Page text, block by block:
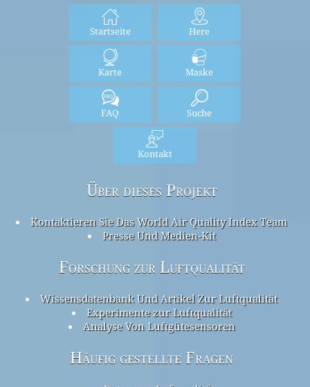
Startseite Here
Karte Maske
FAQ Suche
Kontakt
Über dieses Projekt
Kontaktieren Sie Das World Air Quality Index Team
Presse Und Medien-Kit
Forschung zur Luftqualität
Wissensdatenbank Und Artikel Zur Luftqualität
Experimente zur Luftqualität
Analyse Von Luftgütesensoren
Häufig gestellte Fragen